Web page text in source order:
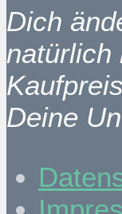
Dich
natürlich
Deine